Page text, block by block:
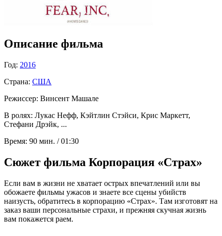
Описание фильма
Год: 2016
Страна: США
Режиссер: Винсент Машале
В ролях: Лукас Нефф, Кэйтлин Стэйси, Крис Маркетт,
Стефани Дрэйк, ...
Время: 90 мин. / 01:30
Сюжет фильма Корпорация «Страх»
Если вам в жизни не хватает острых впечатлений или вы
обожаете фильмы ужасов и знаете все сцены убийств
наизусть, обратитесь в корпорацию «Страх». Там изготовят на
заказ ваши персональные страхи, и прежняя скучная жизнь
вам покажется раем.